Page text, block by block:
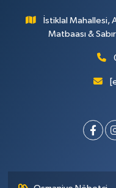
İstiklal Mahallesi,
Matbaası &